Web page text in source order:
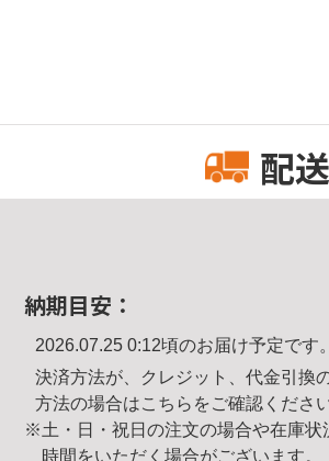
配
納期目安：
2026.07.25 0:12頃のお届け予定です。
決済方法が、クレジット、代金引換
方法の場合はこちら をご確認ください
※土・日・祝日の注文の場合や在庫状
時間をいただく場合がございます。